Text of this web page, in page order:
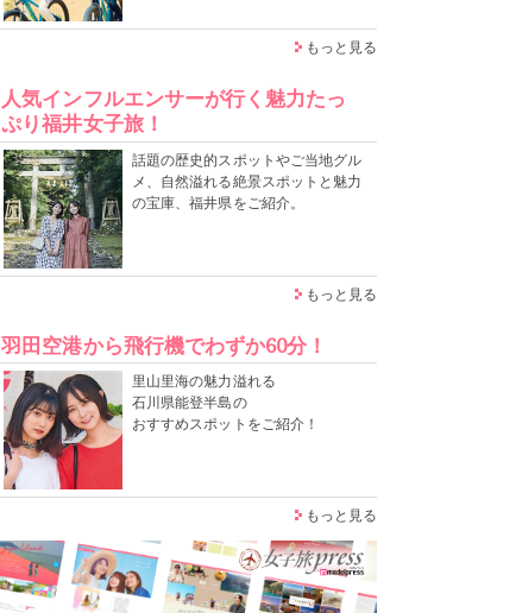
もっと見る
人気インフルエンサーが行く魅力たっ
ぷり福井女子旅！
話題の歴史的スポットやご当地グル
メ、自然溢れる絶景スポットと魅力
の宝庫、福井県をご紹介。
もっと見る
羽田空港から飛行機でわずか60分！
里山里海の魅力溢れる
石川県能登半島の
おすすめスポットをご紹介！
もっと見る